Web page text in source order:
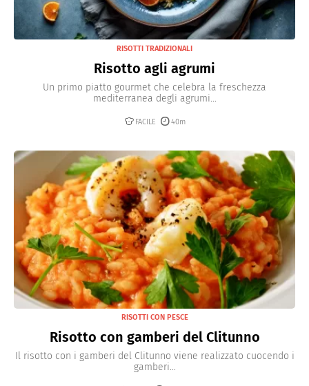
RISOTTI TRADIZIONALI
Risotto agli agrumi
Un primo piatto gourmet che celebra la freschezza
mediterranea degli agrumi...
FACILE 40m
RISOTTI CON PESCE
Risotto con gamberi del Clitunno
Il risotto con i gamberi del Clitunno viene realizzato cuocendo i
gamberi...